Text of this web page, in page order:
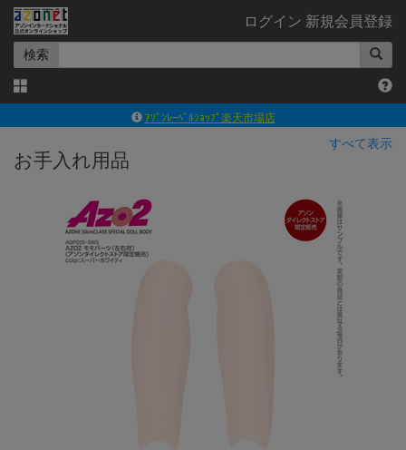
ログイン 新規会員登録
検索
ｱｿﾞﾝﾚｰﾍﾞﾙｼｮｯﾌﾟ楽天市場店
すべて表示
お手入れ用品